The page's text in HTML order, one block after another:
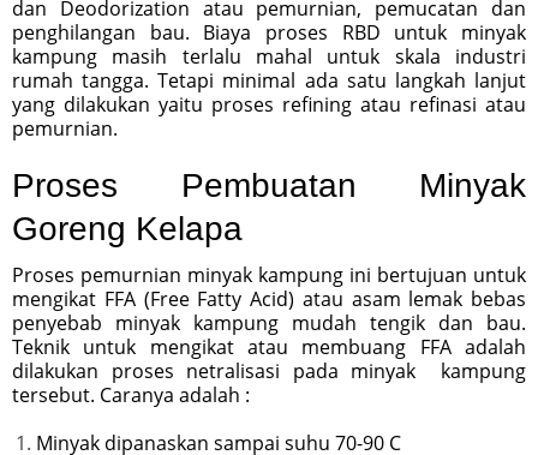
dan Deodorization atau pemurnian, pemucatan dan
penghilangan bau. Biaya proses RBD untuk minyak
kampung masih terlalu mahal untuk skala industri
rumah tangga. Tetapi minimal ada satu langkah lanjut
yang dilakukan yaitu proses refining atau refinasi atau
pemurnian.
Proses Pembuatan Minyak
Goreng Kelapa
Proses pemurnian minyak kampung ini bertujuan untuk
mengikat FFA (Free Fatty Acid) atau asam lemak bebas
penyebab minyak kampung mudah tengik dan bau.
Teknik untuk mengikat atau membuang FFA adalah
dilakukan proses netralisasi pada minyak kampung
tersebut. Caranya adalah :
Minyak dipanaskan sampai suhu 70-90 C